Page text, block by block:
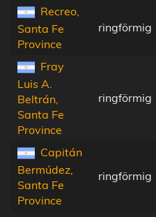
Recreo,
Santa Fe
Province
ringförmig
Fray
Luis A.
Beltrán,
Santa Fe
Province
ringförmig
Capitán
Bermúdez,
Santa Fe
Province
ringförmig